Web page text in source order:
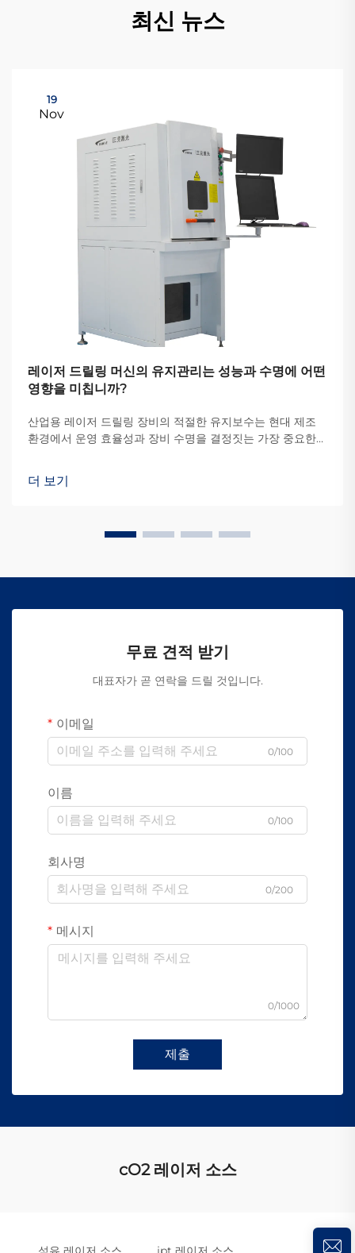
최신 뉴스
19
Nov
레이저 드릴링 머신의 유지관리는 성능과 수명에 어떤
영향을 미칩니까?
산업용 레이저 드릴링 장비의 적절한 유지보수는 현대 제조
환경에서 운영 효율성과 장비 수명을 결정짓는 가장 중요한
화하는 데 핵심적인 역할을 합니다...
더 보기
무료 견적 받기
대표자가 곧 연락을 드릴 것입니다.
이메일
0/100
이름
0/100
회사명
0/200
메시지
0/1000
제출
cO2 레이저 소스